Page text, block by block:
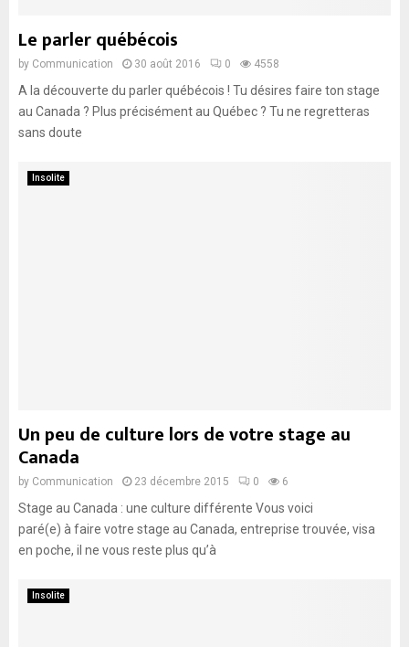
Le parler québécois
by Communication 30 août 2016 0 4558
A la découverte du parler québécois ! Tu désires faire ton stage
au Canada ? Plus précisément au Québec ? Tu ne regretteras
sans doute
Insolite
Un peu de culture lors de votre stage au
Canada
by Communication 23 décembre 2015 0 6
Stage au Canada : une culture différente Vous voici
paré(e) à faire votre stage au Canada, entreprise trouvée, visa
en poche, il ne vous reste plus qu’à
Insolite